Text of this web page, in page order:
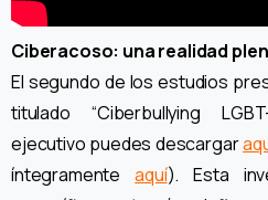
Ciberacoso: una realidad
El segundo de los estudios
titulado “Ciberbullying
ejecutivo puedes descargar
íntegramenteaquí). Esta